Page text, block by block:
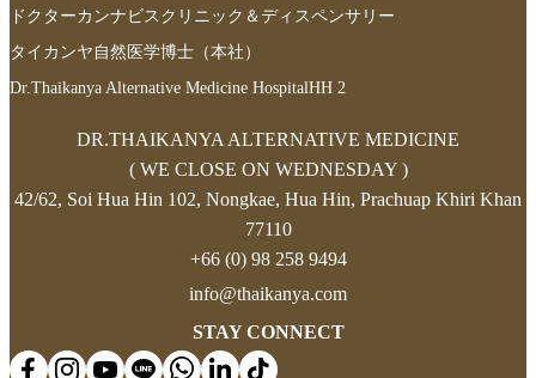
ドクターカンナビスクリニック＆ディスペンサリー
タイカンヤ自然医学博士（本社）
Dr.Thaikanya Alternative Medicine HospitalHH 2
DR.THAIKANYA ALTERNATIVE MEDICINE
( WE CLOSE ON WEDNESDAY )
42/62, Soi Hua Hin 102, Nongkae, Hua Hin, Prachuap Khiri Khan
77110
+66 (0) 98 258 9494
info@thaikanya.com
STAY CONNECT